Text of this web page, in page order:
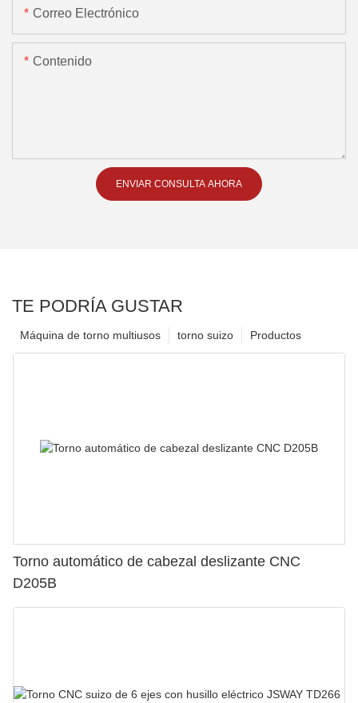
Correo Electrónico
Contenido
ENVIAR CONSULTA AHORA
TE PODRÍA GUSTAR
Productos
torno suizo
Máquina de torno multiusos
Torno automático de cabezal deslizante CNC
D205B